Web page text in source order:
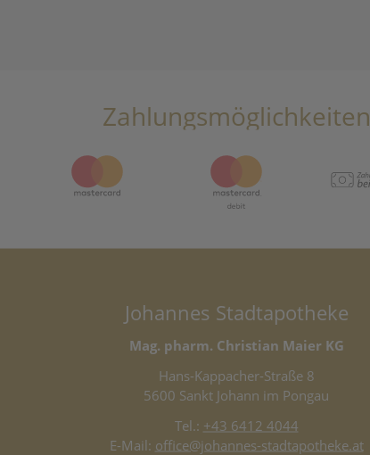
Zahlungsmöglichkeiten
Johannes Stadtapotheke
Mag. pharm. Christian Maier KG
Hans-Kappacher-Straße 8
5600 Sankt Johann im Pongau
Tel.: +43 6412 4044
E-Mail: office@johannes-stadtapotheke.at